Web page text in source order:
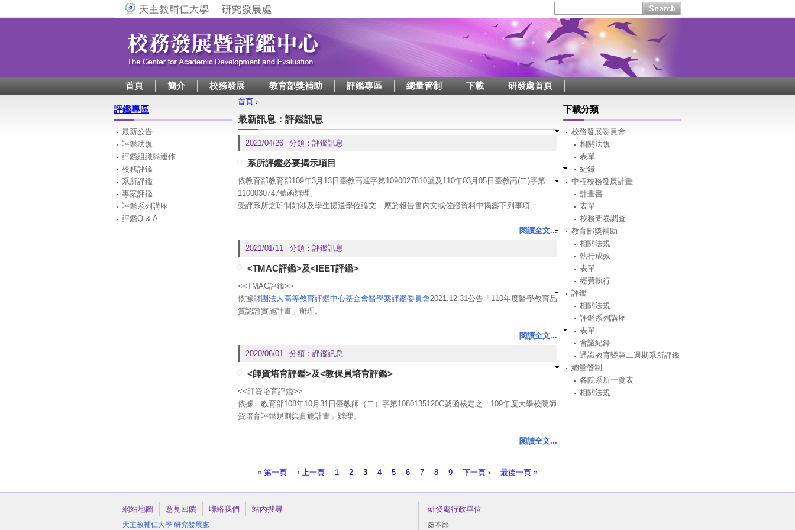
首頁 簡介 校務發展 教育部獎補助 評鑑專區 總量管制 下載 研發處首頁
評鑑專區
最新公告
評鑑法規
評鑑組織與運作
校務評鑑
系所評鑑
專案評鑑
評鑑系列講座
評鑑Q & A
下載分類
校務發展委員會
相關法規
表單
紀錄
中程校務發展計畫
計畫書
表單
校務問卷調查
教育部獎補助
相關法規
執行成效
表單
經費執行
評鑑
相關法規
評鑑系列講座
表單
會議紀錄
通識教育暨第二週期系所評鑑
總量管制
各院系所一覽表
相關法規
您在這裡
首頁 ›
最新訊息：評鑑訊息
2021/04/26 分類： 評鑑訊息
系所評鑑必要揭示項目
依教育部教育部109年3月13日臺教高通字第1090027810號及110年03月05日臺教高(二)字第
1100030747號函辦理。
受評系所之班制如涉及學生提送學位論文，應於報告書內文或佐證資料中揭露下列事項：
（二）檢核學位論文與專業領域是否相符之機制。如有疑義，對應的處理措施為何？
（三）針對國家圖書館學位論文延後公開或不予公開之審核機制。以及論文延後公開之年
限規範為何？
（四）如論文不公開比例偏高，是否有明確規範論文不公開之證明文件？
（五）如上述事項尚未建置相關機制，其未來規劃或改善措施為何？
如有任何問題，各類評鑑-請洽承辦人林小姐#2384；業管單位-教務處課務組何小姐#3036 。
閱讀全文...
2021/01/11
分類： 評鑑訊息
<TMAC評鑑>及<IEET評鑑>
<<TMAC評鑑>>
依據財團法人高等教育評鑑中心基金會醫學案評鑑委員會2021.12.31公告 「 110年度醫學教育品
質認證實施計畫 」辦理。
閱讀全文...
2020/06/01
分類： 評鑑訊息
<師資培育評鑑>及<教保員培育評鑑>
<<師資培育評鑑>>
依據：教育部108年10月31日臺教師（二）字第1080135120C號函核定之「109年度大學校院師
資培育評鑑規劃與實施計畫」辦理。
「109年度大學校院師資培育評鑑概況說明書格式」。內文以12號字標楷體撰寫，以紙本方式
繳交；佐證之附件資料則不限頁數，請連同內文電子檔燒錄成光碟繳交，並將光碟黏貼於概況
說明書封底。
實地訪視時間：109年度下半年11月
閱讀全文...
頁面« 第一頁 ‹ 上一頁 1 2 3 4 5 6 7 8 9 下一頁 › 最後一頁 »
網站地圖 意見回饋 聯絡我們 站內搜尋
天主教輔仁大學 研究發展處
研發處行政單位
處本部